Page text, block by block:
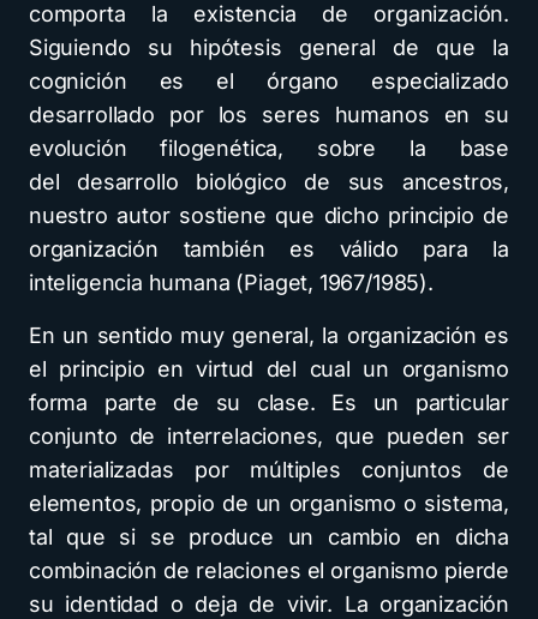
comporta la existencia de organización.
Siguiendo su hipótesis general de que la
cognición es el órgano especializado
desarrollado por los seres humanos en su
evolución filogenética, sobre la base
del desarrollo biológico de sus ancestros,
nuestro autor sostiene que dicho principio de
organización también es válido para la
inteligencia humana (Piaget, 1967/1985).
En un sentido muy general, la organización es
el principio en virtud del cual un organismo
forma parte de su clase. Es un particular
conjunto de interrelaciones, que pueden ser
materializadas por múltiples conjuntos de
elementos, propio de un organismo o sistema,
tal que si se produce un cambio en dicha
combinación de relaciones el organismo pierde
su identidad o deja de vivir. La organización